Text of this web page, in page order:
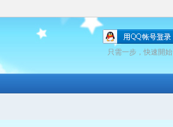
只需一步，快速開始